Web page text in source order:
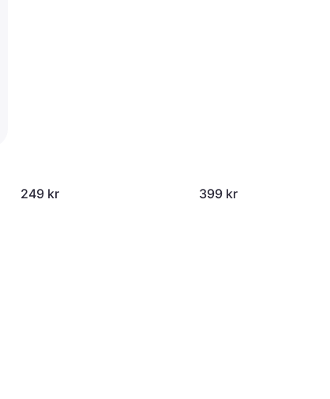
249 kr 399 kr